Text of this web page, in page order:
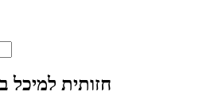
חזותית